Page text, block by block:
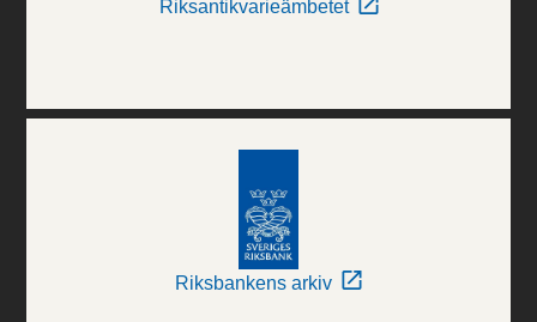
Riksantikvarieämbetet
Riksbankens arkiv